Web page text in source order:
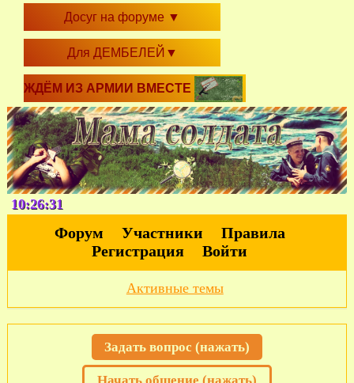
Досуг на форуме ▼
Для ДЕМБЕЛЕЙ ▼
ЖДЁМ ИЗ АРМИИ ВМЕСТЕ
10:26:32
Форум Участники
Правила
Регистрация
Войти
Активные темы
Задать вопрос (нажать)